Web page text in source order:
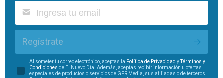
Regístrate
Al someter tu correo electrónico, aceptas la Política de Privacidad yTérminos y
Condiciones de El Nuevo Día. Además, aceptas recibir información u ofertas
especiales de productos o servicios de GFR Media, sus afiliadas o de terceros.